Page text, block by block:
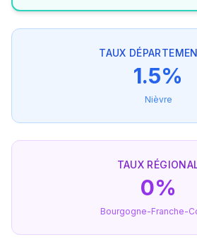
TAUX
1.5%
Nièvre
TAUX
0%
Bourgogne-Franche-